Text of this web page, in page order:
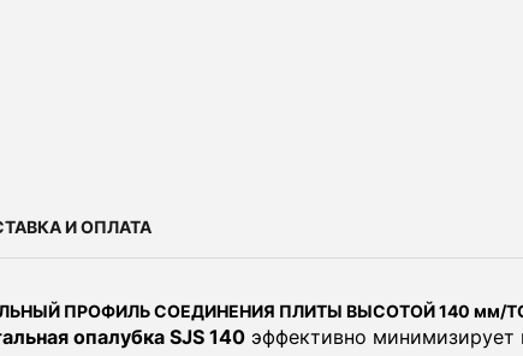
И ОПЛАТА
ПРОФИЛЬ СОЕДИНЕНИЯ ПЛИТЫ ВЫСОТОЙ 140 мм/
опалубка SJS 140 эффективно минимизирует